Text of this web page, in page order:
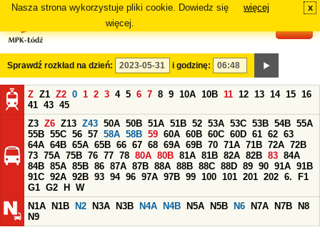
Nasza strona wykorzystuje pliki cookie. Dowiedz się
więcej.
więcej x
Sprawdź rozkład na dzień: i godzinę:
Z Z1 Z2 0 1 2 3 4 5 6 7 8 9 10A 10B 11 12 13 14 15 16
41 43 45
Z3 Z6 Z13 Z43 50A 50B 51A 51B 52 53A 53C 53B 54B 55A
55B 55C 56 57 58A 58B 59 60A 60B 60C 60D 61 62 63
64A 64B 65A 65B 66 67 68 69A 69B 70 71A 71B 72A 72B
73 75A 75B 76 77 78 80A 80B 81A 81B 82A 82B 83 84A
84B 85A 85B 86 87A 87B 88A 88B 88C 88D 89 90 91A 91B
91C 92A 92B 93 94 96 97A 97B 99 100 101 201 202 6.
F1
G1 G2 H
W
N1A
N1B N2 N3A N3B N4A N4B N5A N5B N6 N7A N7B
N8
N9